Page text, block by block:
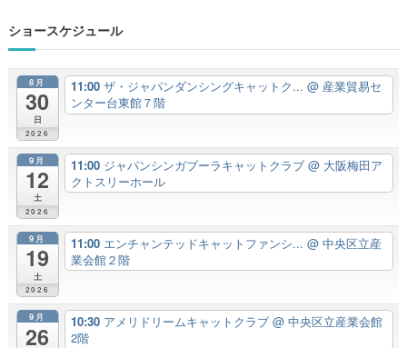
イ
ショースケジュール
8月
30
日
2026
11:00 ザ・ジャパンダンシングキャットク... @ 産業貿易セ
ンター台東館７階
9月
12
土
2026
11:00 ジャパンシンガプーラキャットクラブ @ 大阪梅田ア
クトスリーホール
9月
19
土
2026
11:00 エンチャンテッドキャットファンシ... @ 中央区立産
業会館２階
9月
26
10:30 アメリドリームキャットクラブ @ 中央区立産業会館
2階